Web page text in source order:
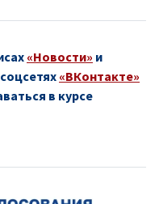
«Новости» и
«ВКонтакте»
в курсе